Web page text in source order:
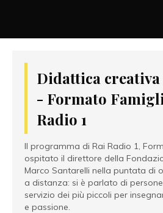
Didattica creativa
- Formato
Radio 1
Il programma di Rai Radio 1,
ospitato il direttore della
Marco Santarelli nella puntata di
a distanza: si è parlato di
servizio dei più piccoli per
e passione.